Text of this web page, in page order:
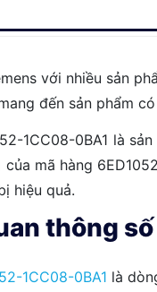
với nhiều sản
đến sản phẩm
1CC08-0BA1 là
của mã hàng
hiệu quả.
thông
1CC08-0BA1 là